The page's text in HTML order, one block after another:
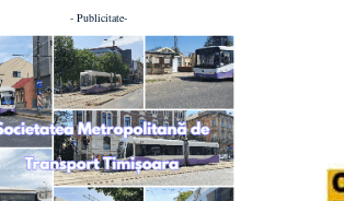
- Publicitate-